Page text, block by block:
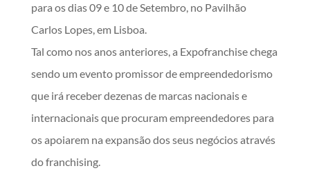
para os dias 09 e 10 de Setembro, no Pavilhão
Carlos Lopes, em Lisboa.
Tal como nos anos anteriores, a Expofranchise chega
sendo um evento promissor de empreendedorismo
que irá receber dezenas de marcas nacionais e
internacionais que procuram empreendedores para
os apoiarem na expansão dos seus negócios através
do franchising.